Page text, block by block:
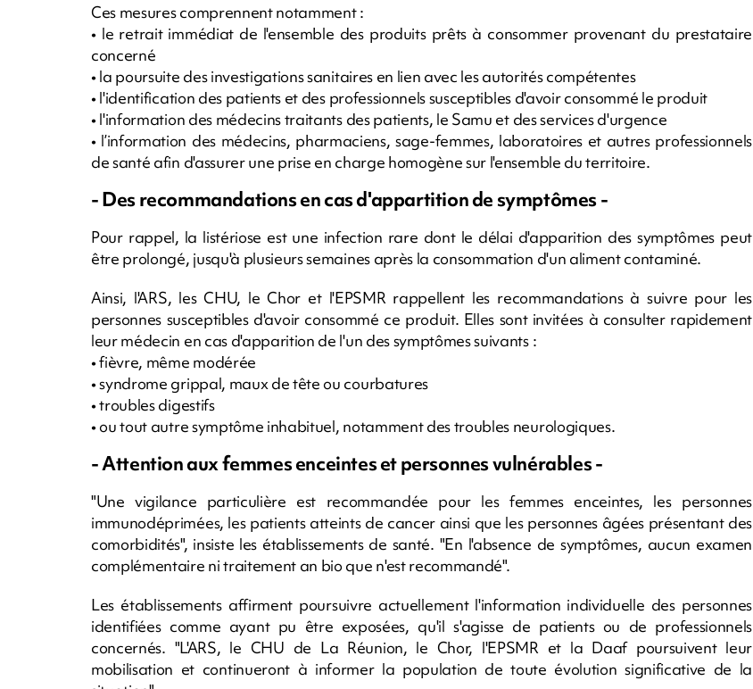
Ces mesures comprennent notamment :
• le retrait immédiat de l'ensemble des produits prêts à consommer provenant du prestataire
concerné
• la poursuite des investigations sanitaires en lien avec les autorités compétentes
• l'identification des patients et des professionnels susceptibles d'avoir consommé le produit
• l'information des médecins traitants des patients, le Samu et des services d'urgence
• l’information des médecins, pharmaciens, sage-femmes, laboratoires et autres professionnels
de santé afin d'assurer une prise en charge homogène sur l'ensemble du territoire.
- Des recommandations en cas d'appartition de symptômes -
Pour rappel, la listériose est une infection rare dont le délai d'apparition des symptômes peut
être prolongé, jusqu'à plusieurs semaines après la consommation d'un aliment contaminé.
Ainsi, l'ARS, les CHU, le Chor et l'EPSMR rappellent les recommandations à suivre pour les
personnes susceptibles d'avoir consommé ce produit. Elles sont invitées à consulter rapidement
leur médecin en cas d'apparition de l'un des symptômes suivants :
• fièvre, même modérée
• syndrome grippal, maux de tête ou courbatures
• troubles digestifs
• ou tout autre symptôme inhabituel, notamment des troubles neurologiques.
- Attention aux femmes enceintes et personnes vulnérables -
"Une vigilance particulière est recommandée pour les femmes enceintes, les personnes
immunodéprimées, les patients atteints de cancer ainsi que les personnes âgées présentant des
comorbidités", insiste les établissements de santé. "En l'absence de symptômes, aucun examen
complémentaire ni traitement an bio que n'est recommandé".
Les établissements affirment poursuivre actuellement l'information individuelle des personnes
identifiées comme ayant pu être exposées, qu'il s'agisse de patients ou de professionnels
concernés. "L'ARS, le CHU de La Réunion, le Chor, l'EPSMR et la Daaf poursuivent leur
mobilisation et continueront à informer la population de toute évolution significative de la